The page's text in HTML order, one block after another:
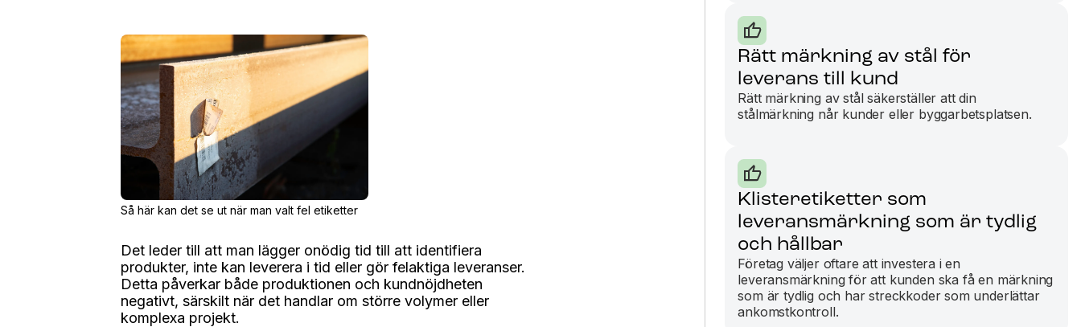
Så här kan det se ut när man valt fel etiketter
Det leder till att man lägger onödig tid till att identifiera
produkter, inte kan leverera i tid eller gör felaktiga leveranser.
Detta påverkar både produktionen och kundnöjdheten
negativt, särskilt när det handlar om större volymer eller
komplexa projekt.
Rätt märkning av stål för
leverans till kund
Rätt märkning av stål säkerställer att din
stålmärkning når kunder eller byggarbetsplatsen.
Klisteretiketter som
leveransmärkning som är tydlig
och hållbar
Företag väljer oftare att investera i en
leveransmärkning för att kunden ska få en märkning
som är tydlig och har streckkoder som underlättar
ankomstkontroll.